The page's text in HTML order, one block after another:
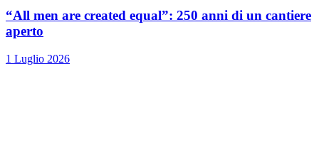
“All men are created equal”: 250 anni di un cantiere
aperto
1 Luglio 2026